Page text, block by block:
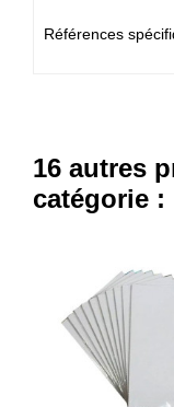
Références
16 autres
catégorie :